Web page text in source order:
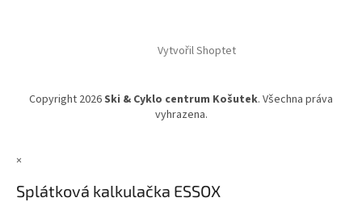
Vytvořil Shoptet
Copyright 2026Ski & Cyklo centrum Košutek. Všechna práva
vyhrazena.
×
Splátková kalkulačka ESSOX